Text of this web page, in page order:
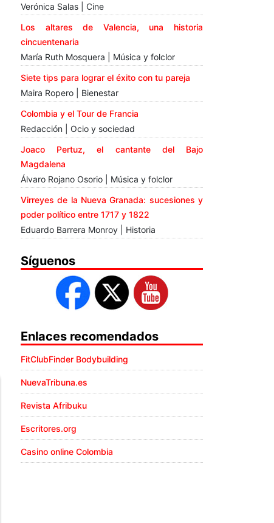
Verónica Salas | Cine
Los altares de Valencia, una historia
cincuentenaria
María Ruth Mosquera | Música y folclor
Siete tips para lograr el éxito con tu pareja
Maira Ropero | Bienestar
Colombia y el Tour de Francia
Redacción | Ocio y sociedad
Joaco Pertuz, el cantante del Bajo
Magdalena
Álvaro Rojano Osorio | Música y folclor
Virreyes de la Nueva Granada: sucesiones y
poder político entre 1717 y 1822
Eduardo Barrera Monroy | Historia
Síguenos
Enlaces recomendados
FitClubFinder Bodybuilding
NuevaTribuna.es
Revista Afribuku
Escritores.org
Casino online Colombia